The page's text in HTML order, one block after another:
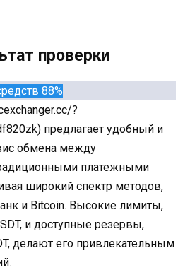
проверки
88%
?
предлагает удобный и
обмена между
платежными
широкий спектр методов,
и Bitcoin. Высокие лимиты,
и доступные резервы,
делают его привлекательным